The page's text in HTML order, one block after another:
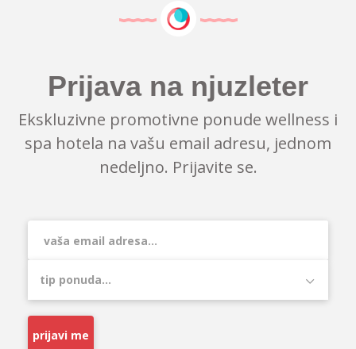
Prijava na njuzleter
Ekskluzivne promotivne ponude wellness i
spa hotela na vašu email adresu, jednom
nedeljno. Prijavite se.
prijavi me